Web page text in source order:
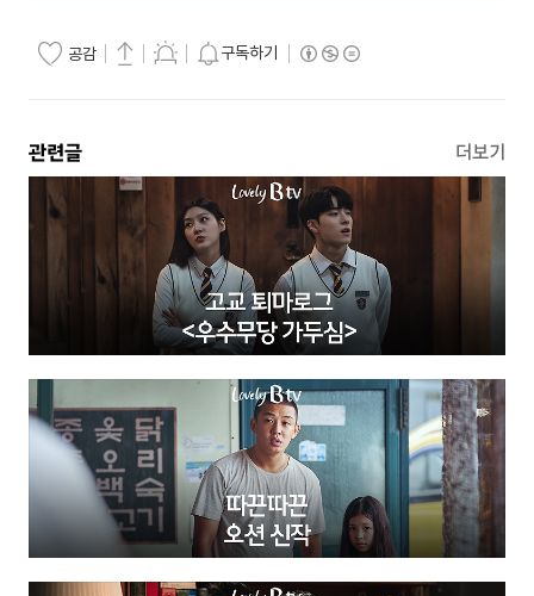
공감 구독하기
관련글 더보기